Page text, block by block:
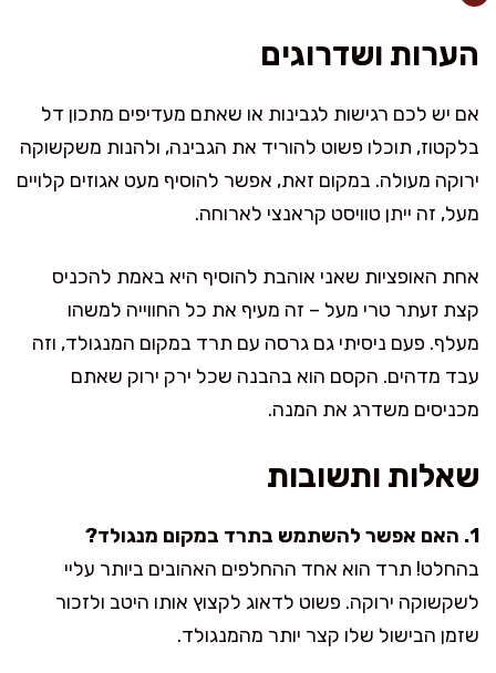
הערות ושדרוגים
אם יש לכם רגישות לגבינות או שאתם מעדיפים מתכון דל
בלקטוז, תוכלו פשוט להוריד את הגבינה, ולהנות משקשוקה
ירוקה מעולה. במקום זאת, אפשר להוסיף מעט אגוזים קלויים
מעל, זה ייתן טוויסט קראנצי לארוחה.
אחת האופציות שאני אוהבת להוסיף היא באמת להכניס
קצת זעתר טרי מעל – זה מעיף את כל החווייה למשהו
מעלף. פעם ניסיתי גם גרסה עם תרד במקום המנגולד, וזה
עבד מדהים. הקסם הוא בהבנה שכל ירק ירוק שאתם
מכניסים משדרג את המנה.
שאלות ותשובות
1. האם אפשר להשתמש בתרד במקום מנגולד?
בהחלט! תרד הוא אחד ההחלפים האהובים ביותר עליי
לשקשוקה ירוקה. פשוט לדאוג לקצוץ אותו היטב ולזכור
שזמן הבישול שלו קצר יותר מהמנגולד.